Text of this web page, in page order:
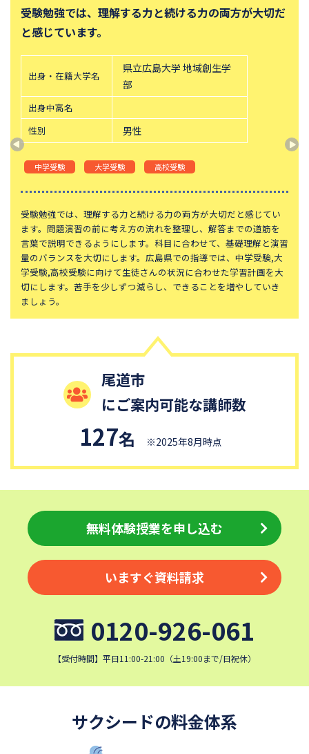
東京都市大学付属中学校
三田国際科学学園中学校
青山学院中等部
帝塚山中学校
中央大学附属横浜中学校
六甲学院中学校
神奈川大学附属中学校
法政大学第二中学校
頌栄女子学院中学校
田園調布学園中等部
東山中学校
山手学院中学校
函館ラ・サール中学校
城北中学校
恵泉女学園中学校
千代田区立九段中等教育学校
大妻中学校
滝中学校
土佐中学校
國學院大學久我山中学校
江戸川学園取手中学校
中央大学附属中学校
桐蔭学園中等教育学校
細田学園中学校
帝京大学中学校
獨協中学校
淑徳中学校
昌平中学校
成城中学校
日本大学中学校
麗澤中学校
同志社香里中学校
埼玉栄中学校
城北埼玉中学校
浦和ルーテル学院中学校
昭和学院中学校
東京女学館中学校
目黒日本大学中学校
関東学院中学校
星野学園中学校
かえつ有明中学校
浜中学校
カリタス女子中学校
東京電機大学中学校
受験勉強では、理解する力と続ける力の両方が大切だ
と感じています。
出身・在籍大学名
県立広島大学 地域創生学
部
出身中高名
性別
男性
中学受験 大学受験 高校受験
受験勉強では、理解する力と続ける力の両方が大切だと感じてい
ます。問題演習の前に考え方の流れを整理し、解答までの道筋を
言葉で説明できるようにします。科目に合わせて、基礎理解と演習
量のバランスを大切にします。広島県での指導では、中学受験,大
学受験,高校受験に向けて生徒さんの状況に合わせた学習計画を大
切にします。苦手を少しずつ減らし、できることを増やしていき
ましょう。
尾道市
にご案内可能な講師数
127名 ※2025年8月時点
無料体験授業を申し込む
いますぐ資料請求
0120-926-061
【受付時間】平日11:00-21:00（土19:00まで/日祝休）
サクシードの料金体系